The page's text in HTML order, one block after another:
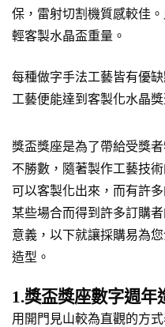
保，雷射切割機質感較佳
輕客製水晶盃重量。
每種做字手法工藝皆有優
工藝便能達到客製化水晶獎
獎盃獎座是為了帶給受獎
不勝數，隨著製作工藝技
可以客製化出來，而有許
某些場合而得到許多訂購
意義，以下就讓採購易為
造型。
1.獎盃獎座數字週年
用開門見山較為直觀的方